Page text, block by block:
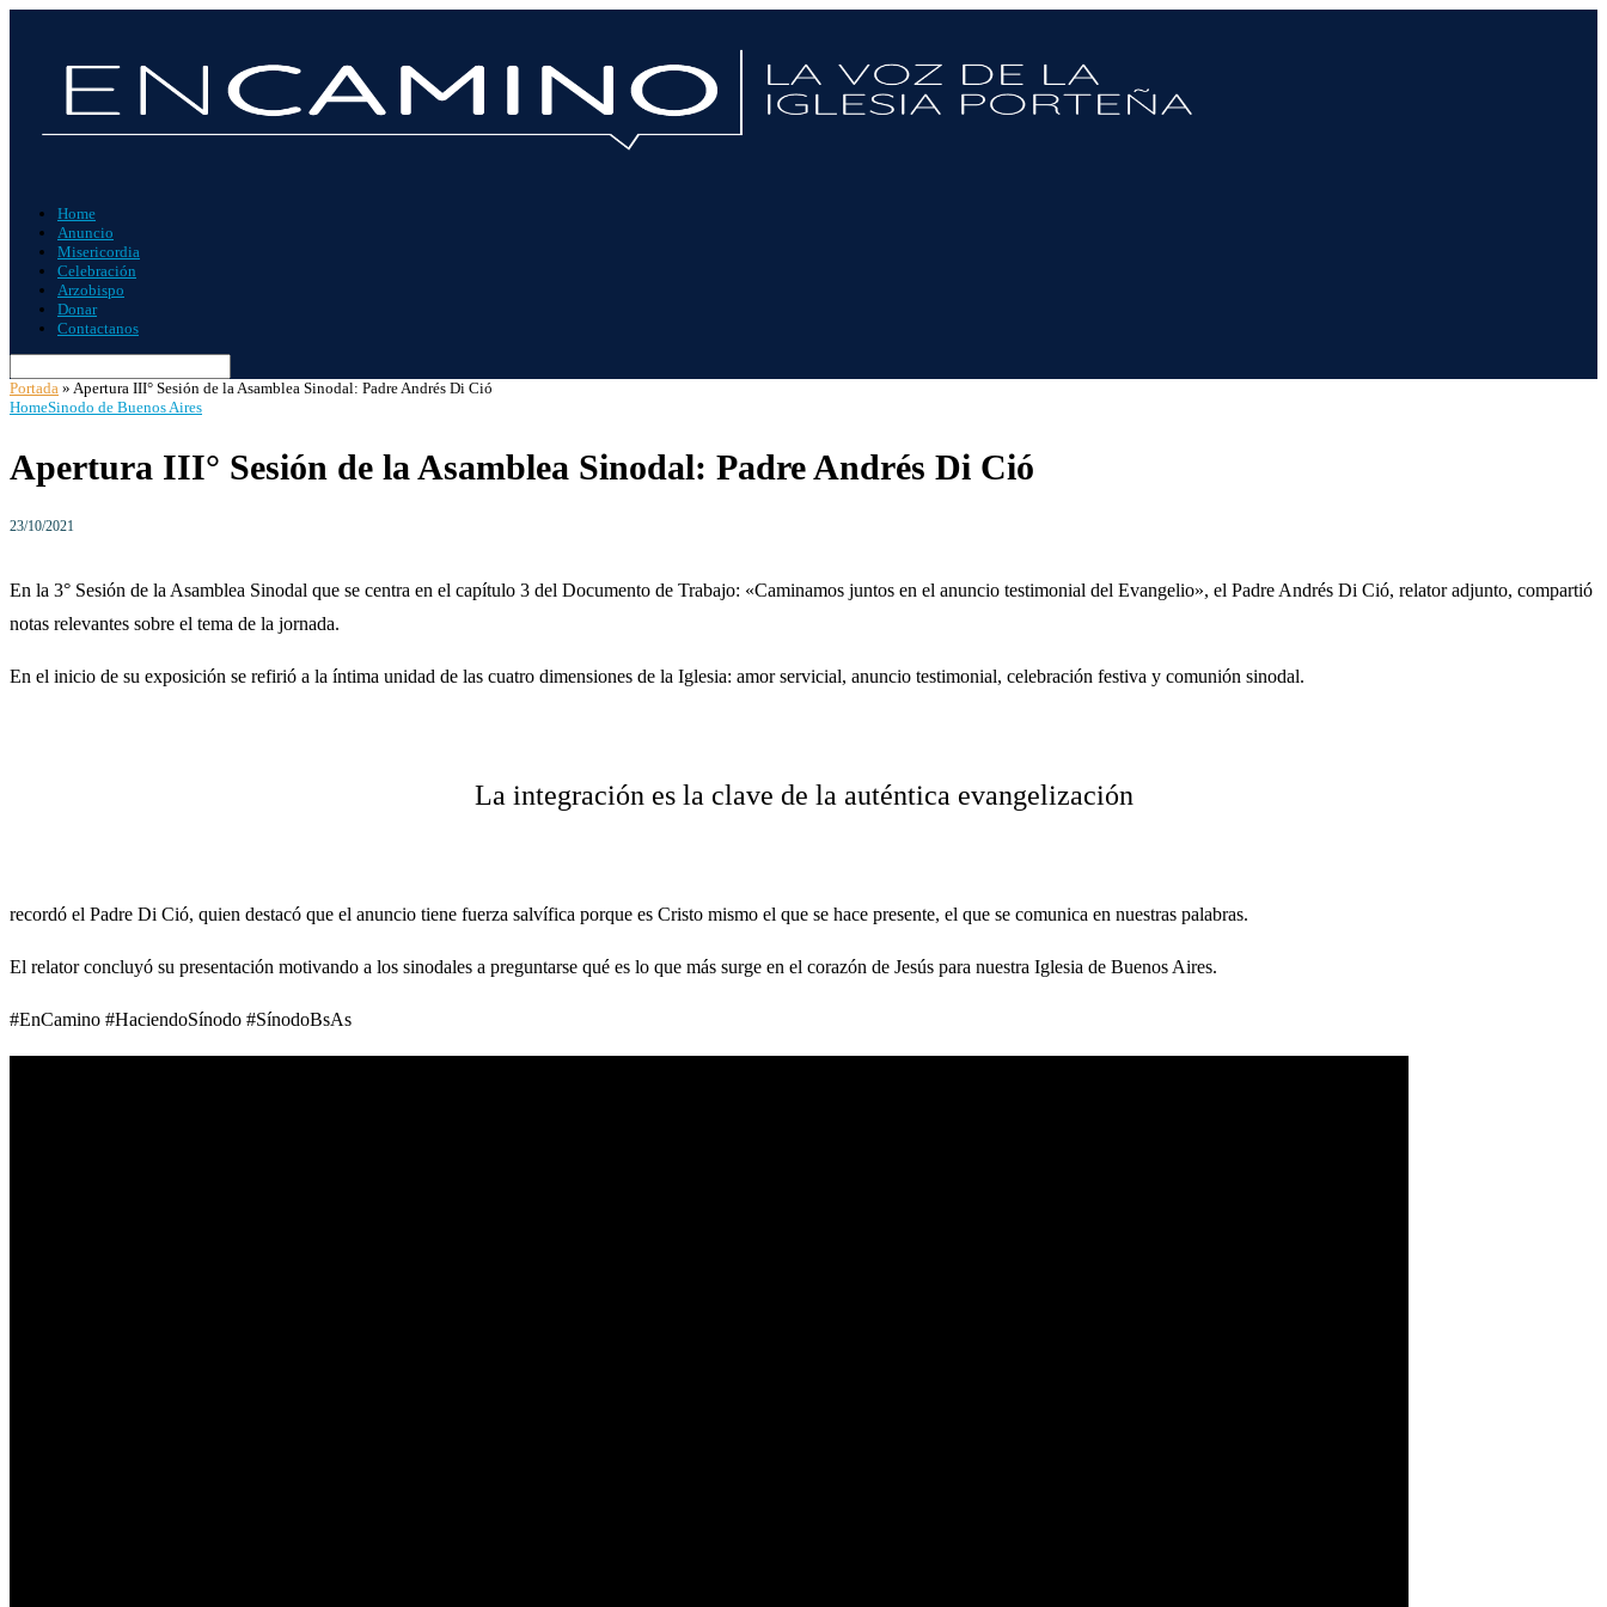
Home
Anuncio
Misericordia
Celebración
Arzobispo
Donar
Contactanos
Portada » Apertura III° Sesión de la Asamblea Sinodal: Padre Andrés Di Ció
HomeSinodo de Buenos Aires
Apertura III° Sesión de la Asamblea Sinodal: Padre Andrés Di Ció
23/10/2021
En la 3° Sesión de la Asamblea Sinodal que se centra en el capítulo 3 del Documento de Trabajo: «Caminamos juntos en el anuncio testimonial del Evangelio», el Padre Andrés Di Ció, relator adjunto, compartió
notas relevantes sobre el tema de la jornada.
En el inicio de su exposición se refirió a la íntima unidad de las cuatro dimensiones de la Iglesia: amor servicial, anuncio testimonial, celebración festiva y comunión sinodal.
La integración es la clave de la auténtica evangelización
recordó el Padre Di Ció, quien destacó que el anuncio tiene fuerza salvífica porque es Cristo mismo el que se hace presente, el que se comunica en nuestras palabras.
El relator concluyó su presentación motivando a los sinodales a preguntarse qué es lo que más surge en el corazón de Jesús para nuestra Iglesia de Buenos Aires.
#EnCamino #HaciendoSínodo #SínodoBsAs